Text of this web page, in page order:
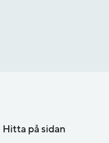
Hitta på sidan